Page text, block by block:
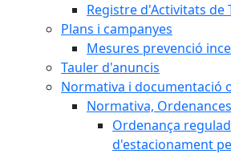
Registre d'Activitats de
Plans i campanyes
Mesures prevenció
Tauler d'anuncis
Normativa i documentació
Normativa,
Ordenança
d'estacionament